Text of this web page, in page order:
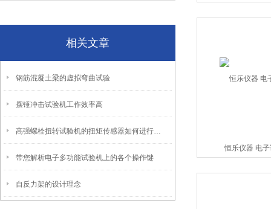
相关文章
钢筋混凝土梁的虚拟弯曲试验
摆锤冲击试验机工作效率高
高强螺栓扭转试验机的扭矩传感器如何进行校准？
带您解析电子多功能试验机上的各个操作键
自反力架的设计理念
恒乐仪器 电